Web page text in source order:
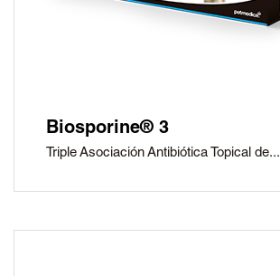
Biosporine® 3
Triple Asociación Antibiótica Topical de...